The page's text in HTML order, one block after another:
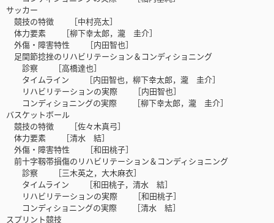
サッカー
競技の特徴 ［中村亮太］
体力要素 ［柳下幸太郎，瀧 圭介］
外傷・障害特性 ［内田智也］
足関節捻挫のリハビリテーション＆コンディショニング
診察 ［高橋達也］
タイムライン ［内田智也，柳下幸太郎，瀧 圭介］
リハビリテーションの実際 ［内田智也］
コンディショニングの実際 ［柳下幸太郎，瀧 圭介］
バスケットボール
競技の特徴 ［佐々木真弓］
体力要素 ［清水 結］
外傷・障害特性 ［和田桃子］
前十字靱帯損傷のリハビリテーション＆コンディショニング
診察 ［三木英之，大木麻衣］
タイムライン ［和田桃子，清水 結］
リハビリテーションの実際 ［和田桃子］
コンディショニングの実際 ［清水 結］
スプリント競技